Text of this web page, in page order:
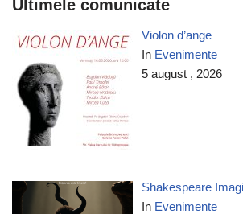
Ultimele comunicate
Violon d’ange
In Evenimente
5 august , 2026
Shakespeare
In Evenimente